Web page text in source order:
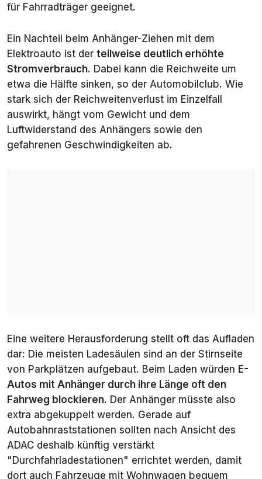
2026
GV60 2026
Genesis
Electrified
GV70 2026
1.800 kg
Hyundai
Kona Elektro
2026
300 kg (49 kWh) bzw. 750 kg (65 kWh)
Kia EV6
2026
750 kg (Basisversion) bzw. 1.800 kg
(übrige)
Kia EV9
2026
900 kg (RWD) bzw. 2.500 kg (AWD)
Kia PV5
2026
750 kg (51,5 kWh) bzw. 1.500 kg (71,2
kWh)
Leapmotor
750 kg (alle)
für Fahrradträger geeignet.
Ein Nachteil beim Anhänger-Ziehen mit dem
Elektroauto ist der teilweise deutlich erhöhte
Stromverbrauch. Dabei kann die Reichweite um
etwa die Hälfte sinken, so der Automobilclub. Wie
stark sich der Reichweitenverlust im Einzelfall
auswirkt, hängt vom Gewicht und dem
Luftwiderstand des Anhängers sowie den
gefahrenen Geschwindigkeiten ab.
Eine weitere Herausforderung stellt oft das Aufladen
dar: Die meisten Ladesäulen sind an der Stirnseite
von Parkplätzen aufgebaut. Beim Laden würden E-
Autos mit Anhänger durch ihre Länge oft den
Fahrweg blockieren. Der Anhänger müsste also
extra abgekuppelt werden. Gerade auf
Autobahnraststationen sollten nach Ansicht des
ADAC deshalb künftig verstärkt
"Durchfahrladestationen" errichtet werden, damit
dort auch Fahrzeuge mit Wohnwagen bequem